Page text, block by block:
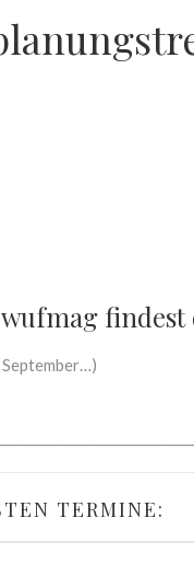
TERMINE: